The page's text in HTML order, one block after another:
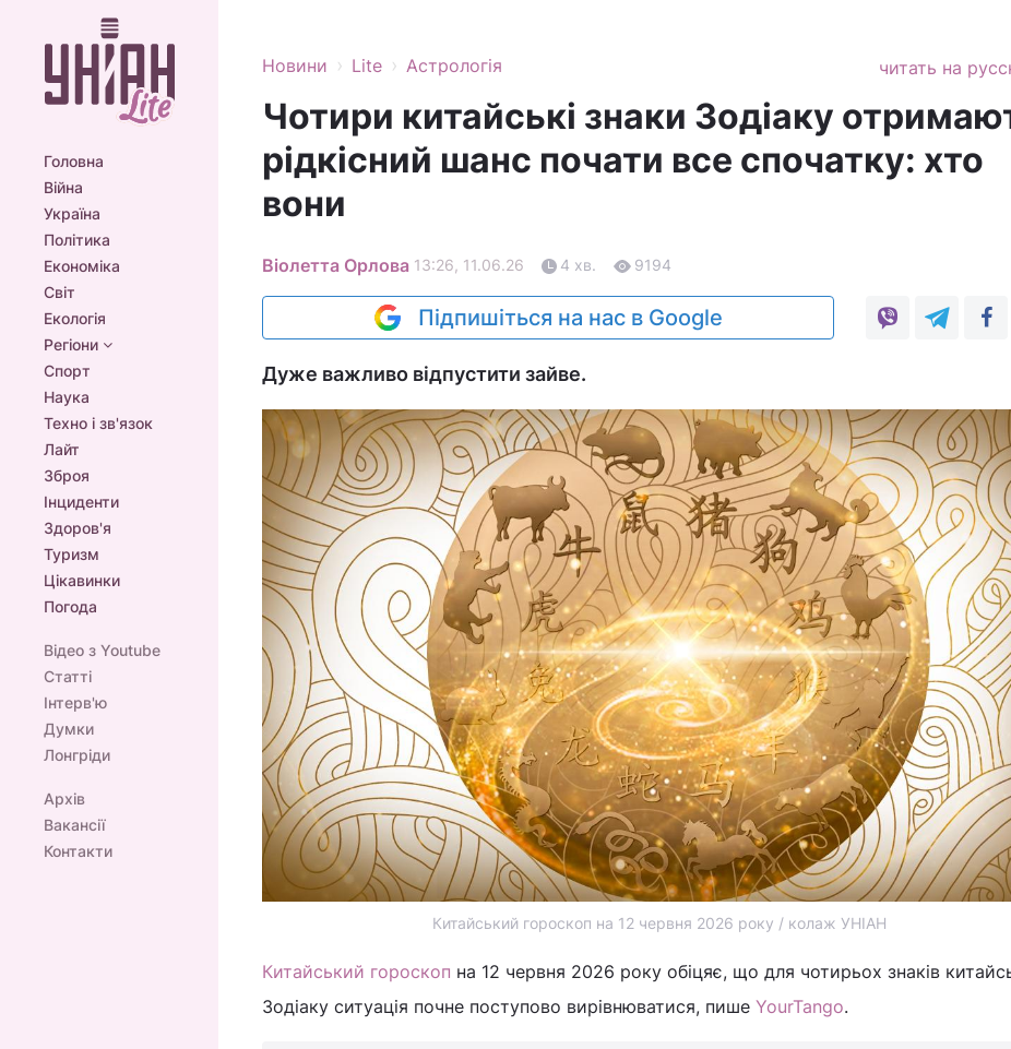
Головна
Війна
Україна
Політика
Економіка
Світ
Екологія
Регіони
Спорт
Наука
Техно і зв'язок
Лайт
Зброя
Інциденти
Здоров'я
Туризм
Цікавинки
Погода
Відео з Youtube
Статті
Інтерв'ю
Думки
Лонгріди
Архів
Вакансії
Контакти
Новини › Lite › Астрологія читать на
Чотири китайські знаки Зодіаку
рідкісний шанс почати все спочатку: хто
вони
Віолетта Орлова 13:26, 11.06.26 4 хв. 9194
Підпишіться на нас в Google
Дуже важливо відпустити зайве.
Китайський гороскоп на 12 червня 2026 року / колаж УНІАН
Китайський гороскоп на 12 червня 2026 року обіцяє, що для чотирьох знаків
Зодіаку ситуація почне поступово вирівнюватися, пише YourTango.